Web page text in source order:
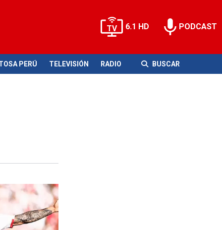
6.1 HD PODCAST
PERÚ TELEVISIÓN RADIO BUSCAR